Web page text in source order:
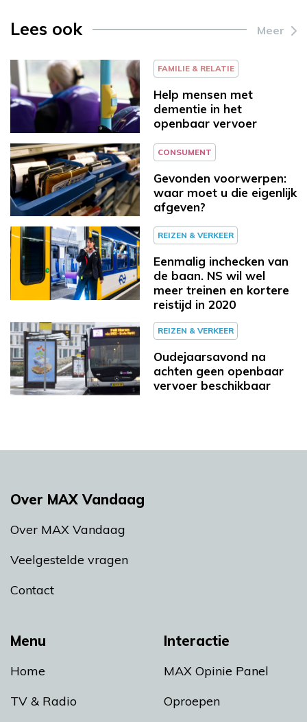
Lees ook Meer
FAMILIE & RELATIE
Help mensen met
dementie in het
openbaar vervoer
CONSUMENT
Gevonden voorwerpen:
waar moet u die eigenlijk
afgeven?
REIZEN & VERKEER
Eenmalig inchecken van
de baan. NS wil wel
meer treinen en kortere
reistijd in 2020
REIZEN & VERKEER
Oudejaarsavond na
achten geen openbaar
vervoer beschikbaar
Menu
Home
TV & Radio
Interactie
MAX Opinie Panel
Oproepen
Over MAX Vandaag
Over MAX Vandaag
Veelgestelde vragen
Contact